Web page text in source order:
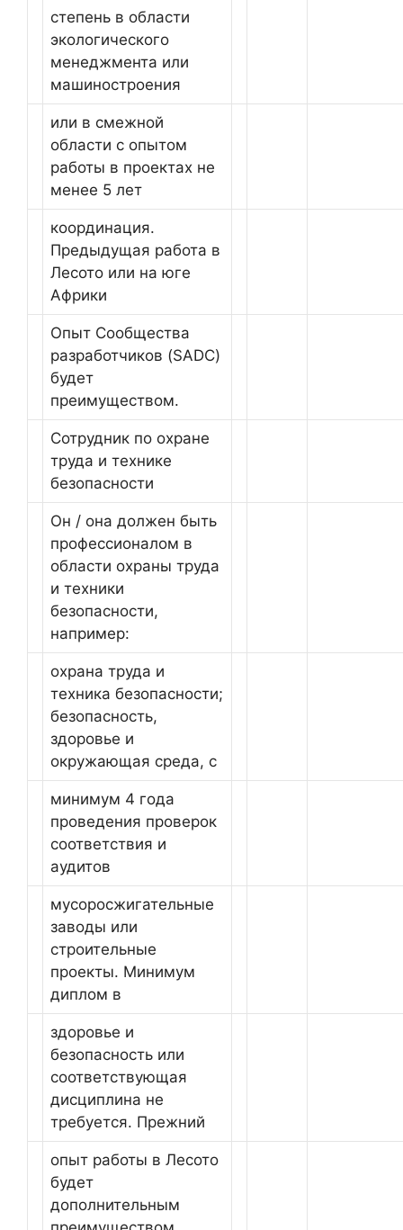
степень в области
экологического
менеджмента или
машиностроения
или в смежной
области с опытом
работы в проектах не
менее 5 лет
координация.
Предыдущая работа в
Лесото или на юге
Африки
Опыт Сообщества
разработчиков (SADC)
будет
преимуществом.
Сотрудник по охране
труда и технике
безопасности
Он / она должен быть
профессионалом в
области охраны труда
и техники
безопасности,
например:
охрана труда и
техника безопасности;
безопасность,
здоровье и
окружающая среда, с
минимум 4 года
проведения проверок
соответствия и
аудитов
мусоросжигательные
заводы или
строительные
проекты. Минимум
диплом в
здоровье и
безопасность или
соответствующая
дисциплина не
требуется. Прежний
опыт работы в Лесото
будет
дополнительным